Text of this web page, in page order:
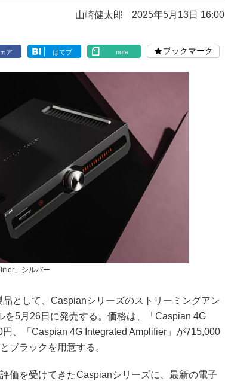
山崎健太郎 2025年5月13日 16:00
ア はてブ note ブックマーク
」シルバー
として、Caspianシリーズのストリーミングアン
を5月26日に発売する。価格は、「Caspian 4G
、「Caspian 4G Integrated Amplifier」が715,000
ブラックを用意する。
価を受けてきたCaspianシリーズに、最新の電子